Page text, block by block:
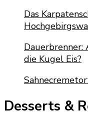
Das
Dauerbrenner:
die Kugel Eis?
Desserts &